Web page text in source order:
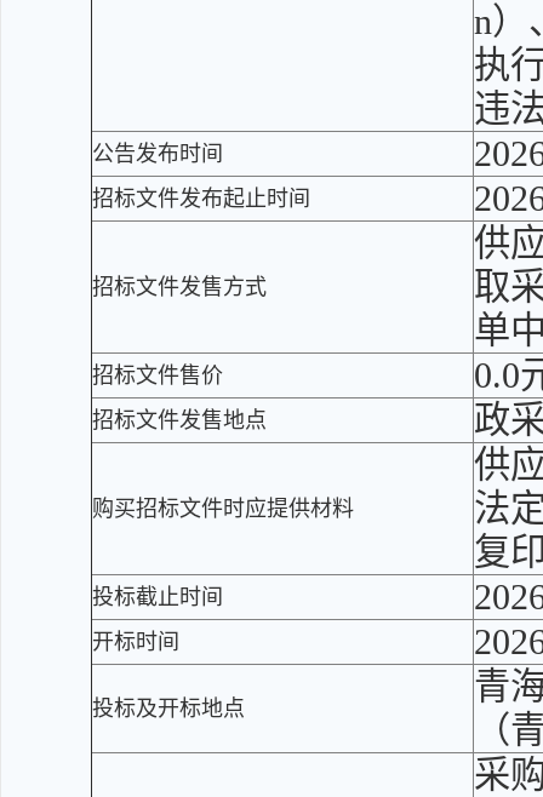
n）
执
违
公告发布时间
招标文件发布起止时间
招标文件发售方式
供
取
单
招标文件售价 0.0
招标文件发售地点 政
购买招标文件时应提供材料
供
法
复
投标截止时间
开标时间
投标及开标地点
青
（
采